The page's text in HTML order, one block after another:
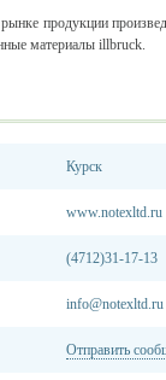
продукции
материалы illbruck.
Курск
www.notexltd.ru
(4712)31-17-13
info@notexltd.ru
Отправить